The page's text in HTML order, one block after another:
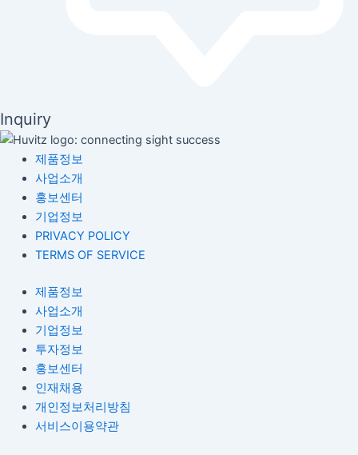
Inquiry
제품정보
사업소개
홍보센터
기업정보
PRIVACY POLICY
TERMS OF SERVICE
제품정보
사업소개
기업정보
투자정보
홍보센터
인재채용
개인정보처리방침
서비스이용약관